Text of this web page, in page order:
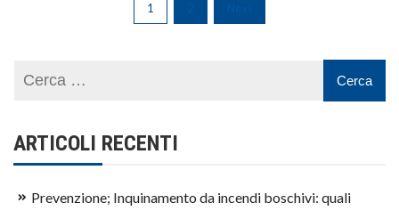
1
ARTICOLI RECENTI
Prevenzione; Inquinamento da incendi boschivi: quali